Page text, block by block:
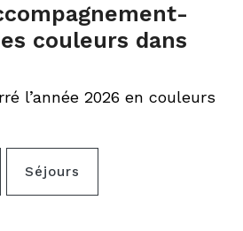
couleurs dans
l’année 2026 en couleurs
Séjours